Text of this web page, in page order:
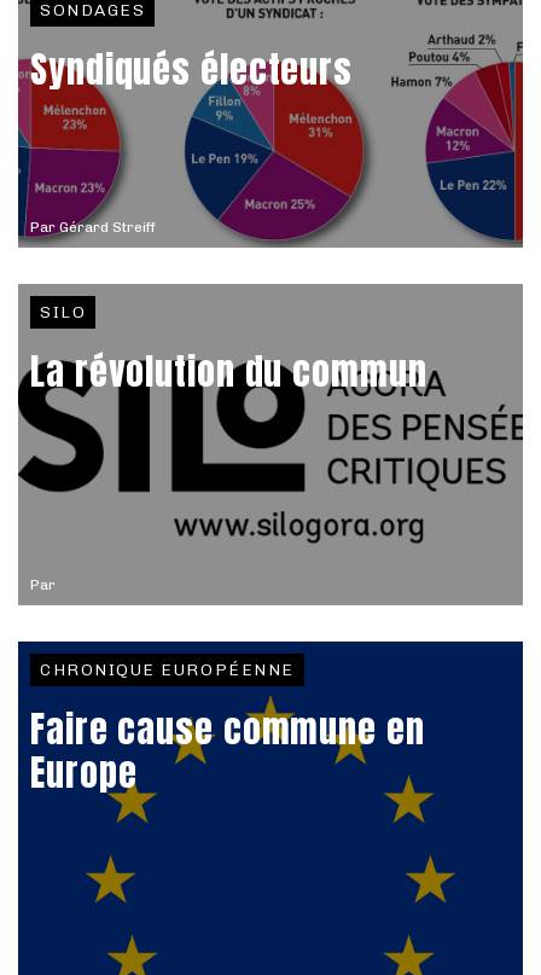
Par Gérard Streiff
SONDAGES
Syndiqués électeurs
Par
SILO
La révolution du commun
CHRONIQUE EUROPÉENNE
Faire cause commune en
Europe